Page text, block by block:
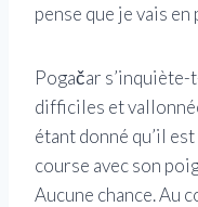
pense que je vais
Pogačar
difficiles et
étant donné qu’il
course avec son
Aucune chance. Au